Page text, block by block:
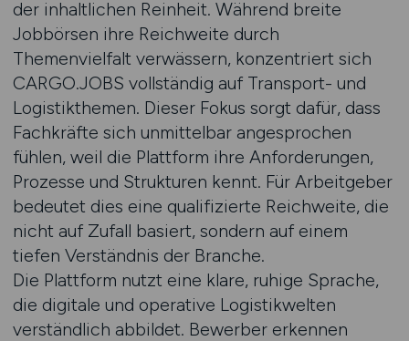
der inhaltlichen Reinheit. Während breite
Jobbörsen ihre Reichweite durch
Themenvielfalt verwässern, konzentriert sich
CARGO.JOBS vollständig auf Transport- und
Logistikthemen. Dieser Fokus sorgt dafür, dass
Fachkräfte sich unmittelbar angesprochen
fühlen, weil die Plattform ihre Anforderungen,
Prozesse und Strukturen kennt. Für Arbeitgeber
bedeutet dies eine qualifizierte Reichweite, die
nicht auf Zufall basiert, sondern auf einem
tiefen Verständnis der Branche.
Die Plattform nutzt eine klare, ruhige Sprache,
die digitale und operative Logistikwelten
verständlich abbildet. Bewerber erkennen